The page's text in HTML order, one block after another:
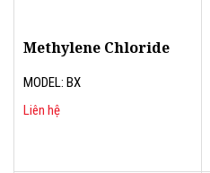
Methylene Chloride
MODEL: BX
Liên hệ